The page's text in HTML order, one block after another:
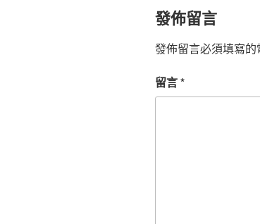
發佈留言
發佈留言必須填寫的
留言*